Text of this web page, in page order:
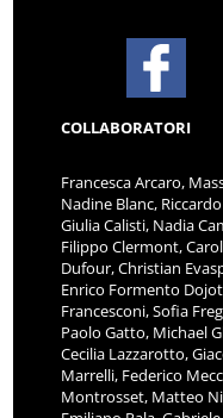
COLLABORATORI
Francesca Arcaro,
Nadine Blanc,
Giulia Calisti, Nadia
Filippo Clermont,
Dufour, Christian
Enrico Formento
Francesconi, Sofia
Paolo Gatto, Michael
Cecilia Lazzarotto,
Marrelli, Federico
Montrosset, Matteo